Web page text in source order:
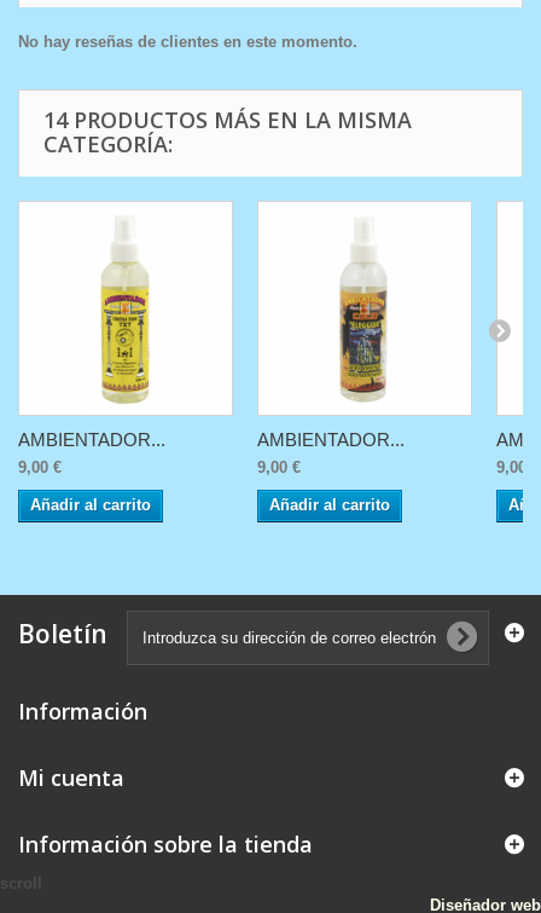
No hay reseñas de clientes en este momento.
14 PRODUCTOS MÁS EN LA MISMA
CATEGORÍA:
AMBIENTADOR...
9,00 €
Añadir al carrito
AMBIENTADOR...
9,00 €
Añadir al carrito
9,00 €
Boletín
Información
Mi cuenta
Información sobre la tienda
Diseñador web